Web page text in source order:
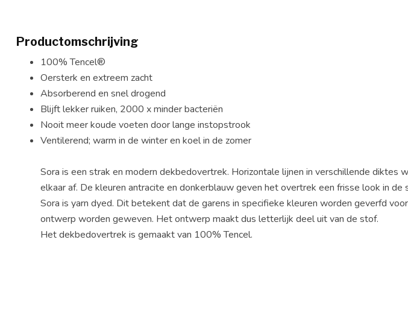
Productomschrijving
100% Tencel®
Oersterk en extreem zacht
Absorberend en snel drogend
Blijft lekker ruiken, 2000 x minder bacteriën
Nooit meer koude voeten door lange instopstrook
Ventilerend; warm in de winter en koel in de zomer
Sora is een strak en modern dekbedovertrek. Horizontale lijnen in verschillende diktes
elkaar af. De kleuren antracite en donkerblauw geven het overtrek een frisse look in de
Sora is yarn dyed. Dit betekent dat de garens in specifieke kleuren worden geverfd
ontwerp worden geweven. Het ontwerp maakt dus letterlijk deel uit van de stof.
Het dekbedovertrek is gemaakt van 100% Tencel.